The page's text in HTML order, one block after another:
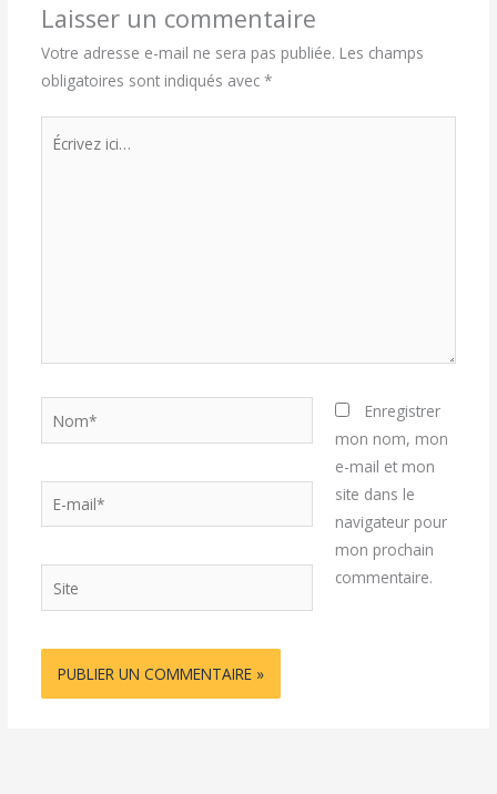
Laisser un commentaire
Votre adresse e-mail ne sera pas publiée. Les champs
obligatoires sont indiqués avec *
Écrivez
mail*
Enregistrer
mon nom, mon
e-mail et mon
site dans le
navigateur pour
mon prochain
commentaire.